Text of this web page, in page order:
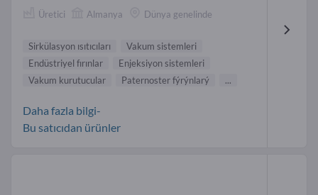
Üretici Almanya Dünya genelinde
Sirkülasyon ısıtıcıları
Vakum sistemleri
Endüstriyel fırınlar
Enjeksiyon sistemleri
Vakum kurutucular
Paternoster fýrýnlarý ...
Daha fazla bilgi-
Bu satıcıdan ürünler